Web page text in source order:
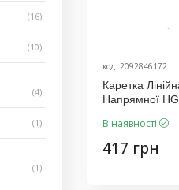
16
10
4
1
1
код: 2092846172
Каретка
Напрямної
В наявності
417 грн